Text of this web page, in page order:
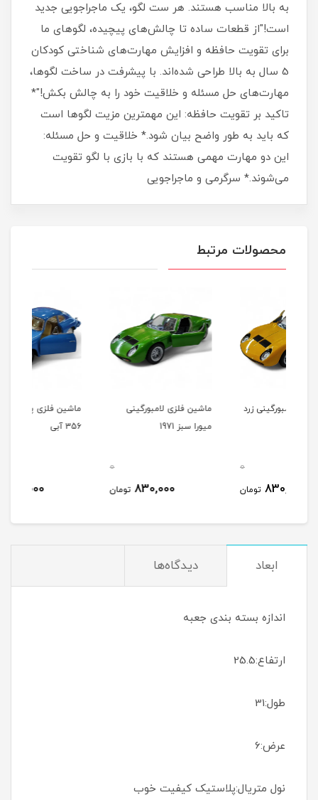
به بالا مناسب هستند. هر ست لگو، یک ماجراجویی جدید
است!"از قطعات ساده تا چالش‌های پیچیده، لگوهای ما
برای تقویت حافظه و افزایش مهارت‌های شناختی کودکان
5 سال به بالا طراحی شده‌اند. با پیشرفت در ساخت لگوها،
مهارت‌های حل مسئله و خلاقیت خود را به چالش بکش!"*
تاکید بر تقویت حافظه: این مهمترین مزیت لگوها است
که باید به طور واضح بیان شود.* خلاقیت و حل مسئله:
این دو مهارت مهمی هستند که با بازی با لگو تقویت
می‌شوند.* سرگرمی و ماجراجویی
محصولات مرتبط
ماشین فلزی لامبورگینی
تومان
ماشین فلزی پورشه کرار
تومان
ابعاد دیدگاه‌ها
اندازه بسته بندی جعبه
ارتفاع:25.5
طول:31
عرض:6
نول متریال:پلاستیک کیفیت خوب